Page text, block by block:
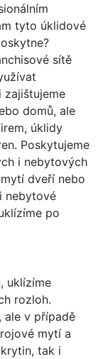
tyto úklidové
sítě
zajištujeme
domů, ale
úklidy
Poskytujeme
i nebytových
dveří nebo
nebytové
po
uklízíme
rozloh.
ale v případě
mytí a
tak i